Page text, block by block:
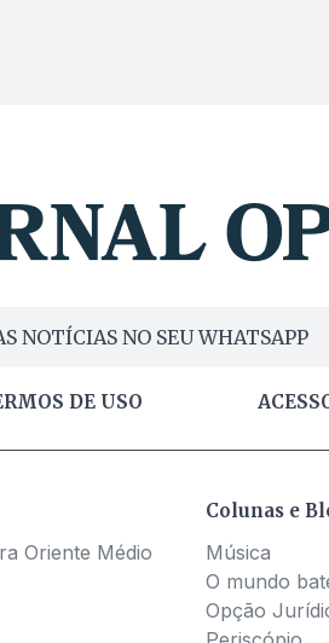
NOTÍCIAS NO SEU WHATSAPP
DE USO
Oriente Médio
Colunas e
Música
O mundo
Opção